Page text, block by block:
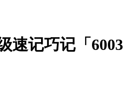
速记巧记 「 6003